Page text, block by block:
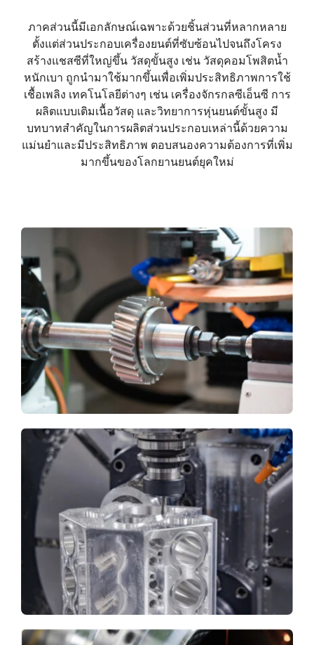
ภาคส่วนนี้มีเอกลักษณ์เฉพาะด้วยชิ้นส่วนที่หลากหลาย
ตั้งแต่ส่วนประกอบเครื่องยนต์ที่ซับซ้อนไปจนถึงโครง
สร้างแชสซีที่ใหญ่ขึ้น วัสดุขั้นสูง เช่น วัสดุคอมโพสิตน้ำ
หนักเบา ถูกนำมาใช้มากขึ้นเพื่อเพิ่มประสิทธิภาพการใช้
เชื้อเพลิง เทคโนโลยีต่างๆ เช่น เครื่องจักรกลซีเอ็นซี การ
ผลิตแบบเติมเนื้อวัสดุ และวิทยาการหุ่นยนต์ขั้นสูง มี
บทบาทสำคัญในการผลิตส่วนประกอบเหล่านี้ด้วยความ
แม่นยำและมีประสิทธิภาพ ตอบสนองความต้องการที่เพิ่ม
มากขึ้นของโลกยานยนต์ยุคใหม่